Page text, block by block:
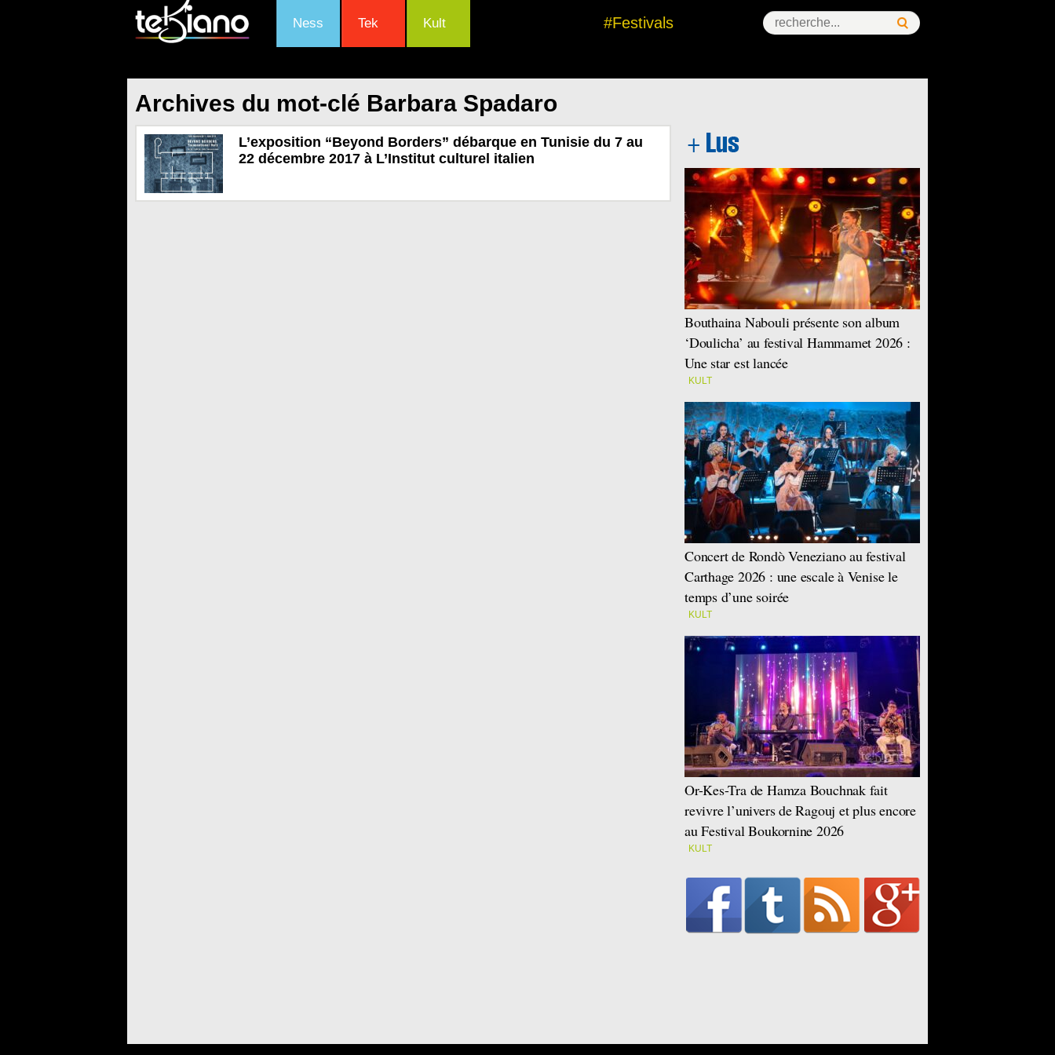
Ness Tek Kult #Festivals
Archives du mot-clé Barbara Spadaro
L’exposition “Beyond Borders” débarque en Tunisie du 7 au
22 décembre 2017 à L’Institut culturel italien
Bouthaina Nabouli présente son album
‘Doulicha’ au festival Hammamet 2026 :
Une star est lancée
KULT
Concert de Rondò Veneziano au festival
Carthage 2026 : une escale à Venise le
temps d’une soirée
KULT
Or-Kes-Tra de Hamza Bouchnak fait
revivre l’univers de Ragouj et plus encore
au Festival Boukornine 2026
KULT